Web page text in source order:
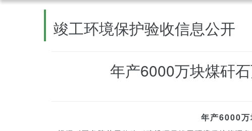
竣工环境保护验收信息公开
年产6000万块煤矸
年产6000万